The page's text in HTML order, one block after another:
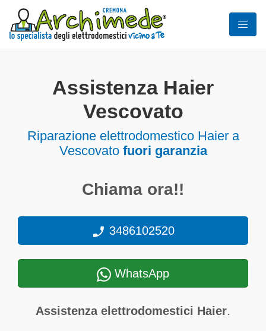
Assistenza Haier
Vescovato
Riparazione elettrodomestico Haier a
Vescovato fuori garanzia
Chiama ora!!
3486102520
WhatsApp
Assistenza elettrodomestici Haier.